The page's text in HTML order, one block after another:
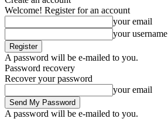
Welcome! Register for an account
your email
your username
A password will be e-mailed to you.
Password recovery
Recover your password
your email
A password will be e-mailed to you.